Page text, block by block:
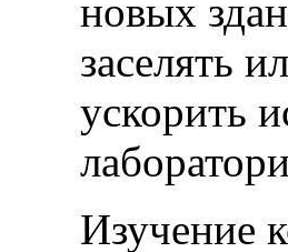
новых
заселять
ускорить
Изучение